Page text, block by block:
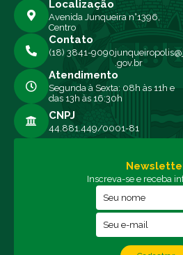
Localização
Avenida Junqueira n°1396,
Centro
Contato
(18) 3841-9090
.gov.br
Atendimento
Segunda à Sexta: 08h às 11h e
das 13h às 16:30h
CNPJ
44.881.449/0001-81
Inscreva-se e receba